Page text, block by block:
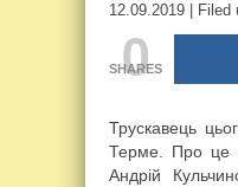
12.09.2019 | Filed
0
SHARES
Трускавець
Терме. Про це
Андрій